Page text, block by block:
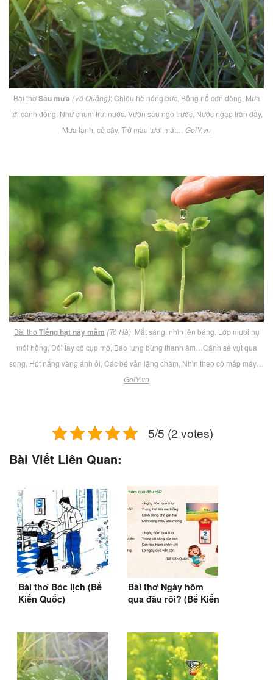
Bài thơSau mưa (Võ Quảng): Chiều hè nóng bức, Bỗng nổ cơn dông, Mưa
tới cánh đồng, Như chum trút nước. Vườn sau ngõ trước, Nước ngập tràn đầy,
Mưa tạnh, cỏ cây, Trở màu tươi mát… GoiY.vn
Bài thơTiếng hạt nảy mầm (Tô Hà): Mắt sáng, nhìn lên bảng, Lớp mươi nụ
môi hồng, Đôi tay cô cụp mở, Báo tưng bừng thanh âm…Cánh sẻ vụt qua
song, Hót nắng vàng ánh ỏi, Các bé vẫn lặng chăm, Nhìn theo cô mấp máy…
GoiY.vn
5/5 (2 votes)
Bài Viết Liên Quan:
Bài thơ Bóc lịch (Bế
Kiến Quốc)
Bài thơ Ngày hôm
qua đâu rồi? (Bế Kiến